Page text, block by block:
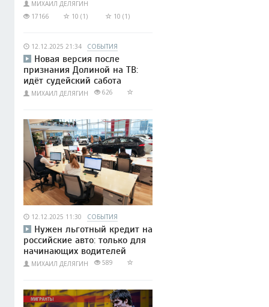
МИХАИЛ ДЕЛЯГИН
17166
10 (1) 10 (1)
12.12.2025 21:34 СОБЫТИЯ
Новая версия после
признания Долиной на ТВ:
идёт судейский сабота
МИХАИЛ ДЕЛЯГИН 626
12.12.2025 11:30 СОБЫТИЯ
Нужен льготный кредит на
российские авто: только для
начинающих водителей
МИХАИЛ ДЕЛЯГИН 589